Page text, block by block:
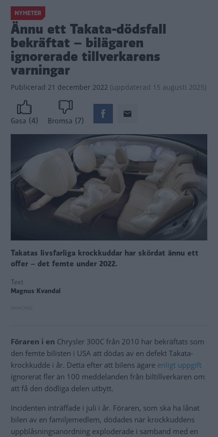
NYHETER
Ännu ett Takata-dödsfall
bekräftat – bilägaren
ignorerade tillverkarens
varningar
Publicerad 21 december 2022 (uppdaterad 15 augusti 2025)
Gasa (4) Bromsa (7)
Takatas livsfarliga krockkuddar har skördat ännu ett
offer – det femte under 2022.
Text
Magnus Kvandal
Föraren i en Chrysler 300C från 2010 har bekräftats som
den femte bilisten i USA att dödas av en defekt Takata-
krockkudde i år. Detta efter att bilens ägare enligt uppgift
ignorerat fler än 100 meddelanden från biltillverkaren om
att få den dödliga delen utbytt.
Incidenten inträffade i juli i år. Föraren, som ska ha lånat
bilen av en familjemedlem, dödades när krockkuddens
uppblåsningsanordning exploderade i samband med en